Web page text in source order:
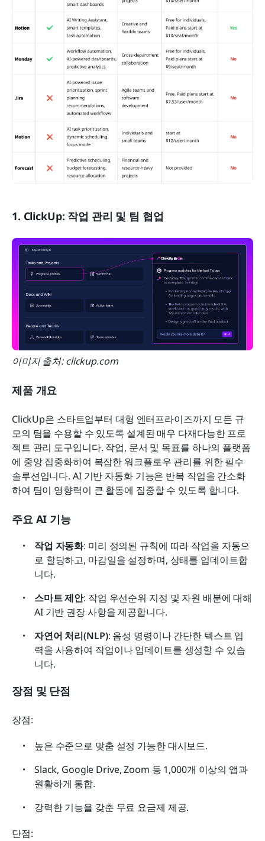
1. ClickUp: 작업 관리 및 팀 협업
이미지 출처: clickup.com
제품 개요
ClickUp은 스타트업부터 대형 엔터프라이즈까지 모든 규
모의 팀을 수용할 수 있도록 설계된 매우 다재다능한 프로
젝트 관리 도구입니다. 작업, 문서 및 목표를 하나의 플랫폼
에 중앙 집중화하여 복잡한 워크플로우 관리를 위한 필수
솔루션입니다. AI 기반 자동화 기능은 반복 작업을 간소화
하여 팀이 영향력이 큰 활동에 집중할 수 있도록 합니다.
주요 AI 기능
작업 자동화: 미리 정의된 규칙에 따라 작업을 자동으
로 할당하고, 마감일을 설정하며, 상태를 업데이트합
니다.
스마트 제안: 작업 우선순위 지정 및 자원 배분에 대해
AI 기반 권장 사항을 제공합니다.
자연어 처리(NLP): 음성 명령이나 간단한 텍스트 입
력을 사용하여 작업이나 업데이트를 생성할 수 있습
니다.
장점 및 단점
장점:
높은 수준으로 맞춤 설정 가능한 대시보드.
Slack, Google Drive, Zoom 등 1,000개 이상의 앱과
원활하게 통합.
강력한 기능을 갖춘 무료 요금제 제공.
단점: